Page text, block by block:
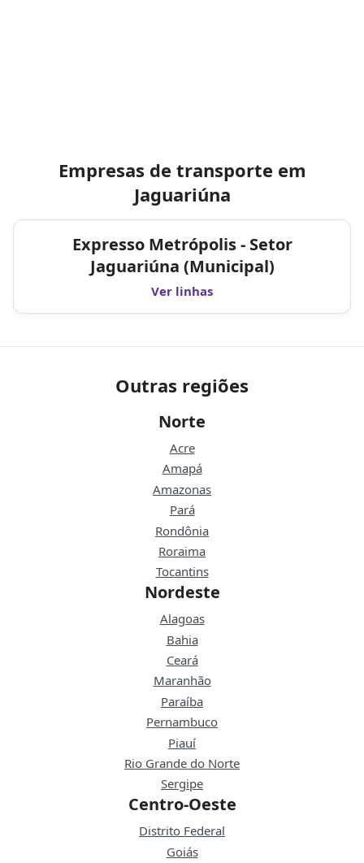
Empresas de transporte em
Jaguariúna
Expresso Metrópolis - Setor
Jaguariúna (Municipal)
Ver linhas
Outras regiões
Norte
Acre
Amapá
Amazonas
Pará
Rondônia
Roraima
Tocantins
Nordeste
Alagoas
Bahia
Ceará
Maranhão
Paraíba
Pernambuco
Piauí
Rio Grande do Norte
Sergipe
Centro-Oeste
Distrito Federal
Goiás